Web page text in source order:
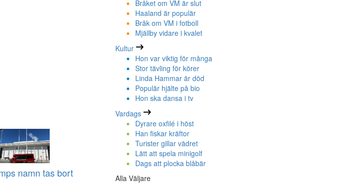
namn tas bort
Bråket om VM är slut
Haaland är populär
Bråk om VM i fotboll
Mjällby vidare i kvalet
Kultur
Hon var viktig för många
Stor tävling för körer
Linda Hammar är död
Populär hjälte på bio
Hon ska dansa i tv
Vardags
Dyrare oxfilé i höst
Han fiskar kräftor
Turister gillar vädret
Lätt att spela minigolf
Dags att plocka blåbär
Alla Väljare